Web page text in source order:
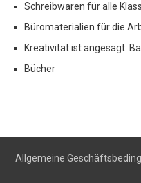
Schreibwaren für alle
Büromaterialien für die
Kreativität ist angesagt.
Bücher
Allgemeine Geschäftsbe